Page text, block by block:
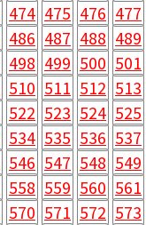
474 475 476 477
486 487 488 489
498 499 500 501
510 511 512 513
522 523 524 525
534 535 536 537
546 547 548 549
558 559 560 561
570 571 572 573